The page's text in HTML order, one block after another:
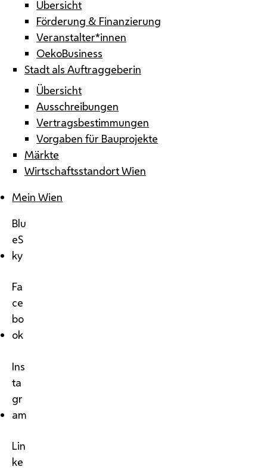
Übersicht
Förderung & Finanzierung
Veranstalter*innen
OekoBusiness
Stadt als Auftraggeberin
Übersicht
Ausschreibungen
Vertragsbestimmungen
Vorgaben für Bauprojekte
Märkte
Wirtschaftsstandort Wien
Mein Wien
Blu
eS
ky
Fa
ce
bo
ok
Ins
ta
gr
am
Lin
ke